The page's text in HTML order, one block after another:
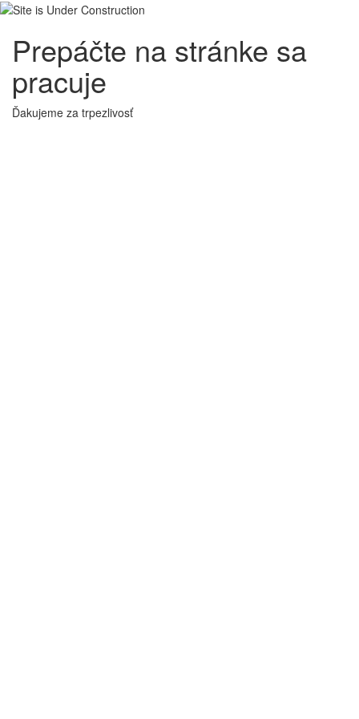
Prepáčte na stránke sa
pracuje
Ďakujeme za trpezlivosť